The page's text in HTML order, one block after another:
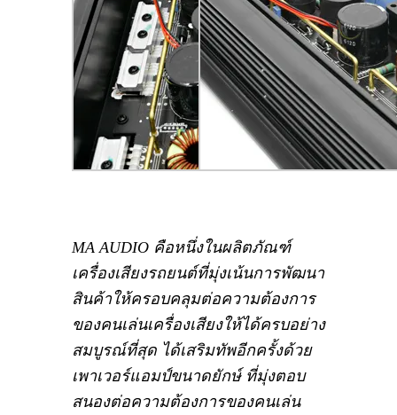
MA AUDIO คือหนึ่งในผลิตภัณฑ์
เครื่องเสียงรถยนต์ที่มุ่งเน้นการพัฒนา
สินค้าให้ครอบคลุมต่อความต้องการ
ของคนเล่นเครื่องเสียงให้ได้ครบอย่าง
สมบูรณ์ที่สุด ได้เสริมทัพอีกครั้งด้วย
เพาเวอร์แอมป์ขนาดยักษ์ ที่มุ่งตอบ
สนองต่อความต้องการของคนเล่น